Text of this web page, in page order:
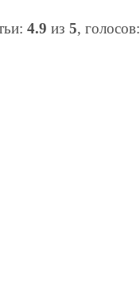
4.9 из 5, голосов: